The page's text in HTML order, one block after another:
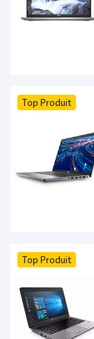
Top Produit
Top Produit